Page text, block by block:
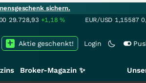
sichern.
29.728,93 +1,18% EUR/USD 1,15587
Login
Aktie geschenkt!
Broker-Magazin ✨